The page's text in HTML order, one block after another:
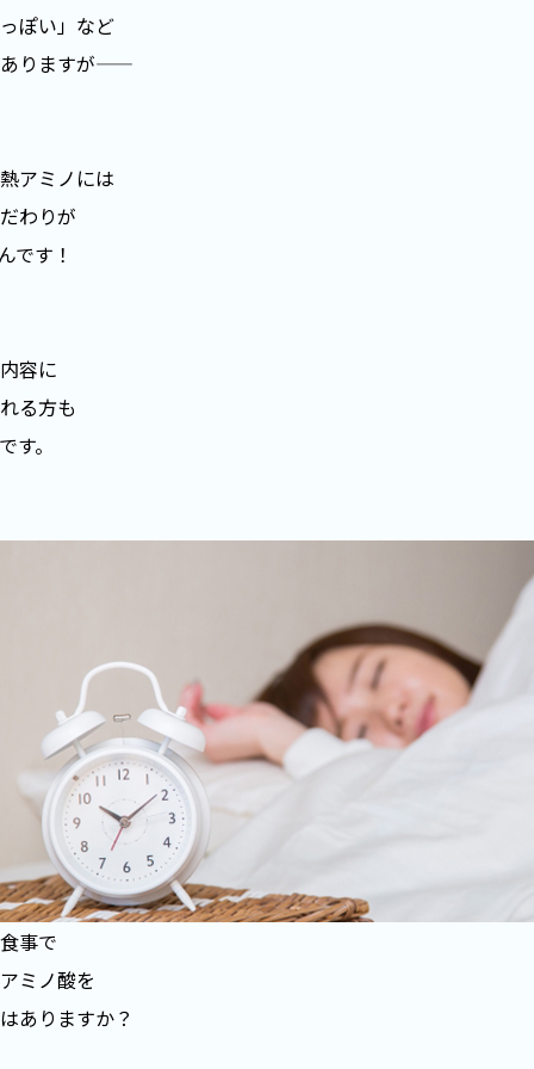
ぽい」など
ありますが——
アミノには
わりが
です！
容に
る方も
す。
事で
ミノ酸を
ありますか？